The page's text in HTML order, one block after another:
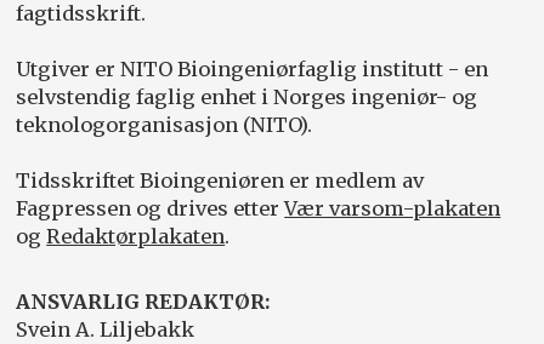
fagtidsskrift.
Utgiver er NITO Bioingeniørfaglig institutt - en
selvstendig faglig enhet i Norges ingeniør- og
teknologorganisasjon (NITO).
Tidsskriftet Bioingeniøren er medlem av
Fagpressen og drives etterVær varsom-plakaten
ogRedaktørplakaten.
ANSVARLIG REDAKTØR:
Svein A. Liljebakk